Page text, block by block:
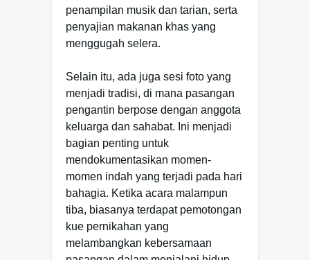
penampilan musik dan tarian, serta
penyajian makanan khas yang
menggugah selera.
Selain itu, ada juga sesi foto yang
menjadi tradisi, di mana pasangan
pengantin berpose dengan anggota
keluarga dan sahabat. Ini menjadi
bagian penting untuk
mendokumentasikan momen-
momen indah yang terjadi pada hari
bahagia. Ketika acara malampun
tiba, biasanya terdapat pemotongan
kue pernikahan yang
melambangkan kebersamaan